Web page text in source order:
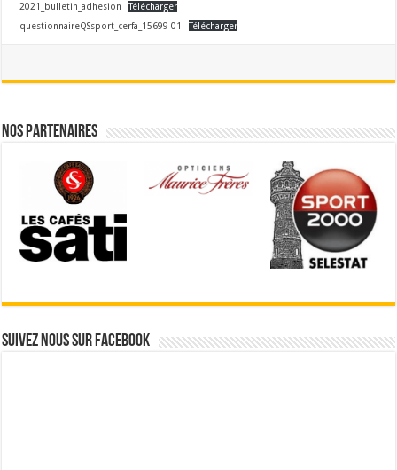
2021_bulletin_adhesion
Télécharger
questionnaireQSsport_cerfa_15699-01
Télécharger
Nos partenaires
Suivez nous sur Facebook